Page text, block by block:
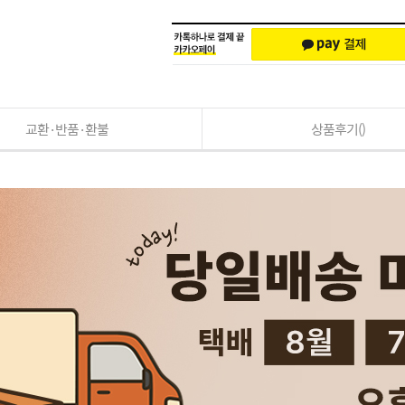
교환·반품·환불 상품후기()